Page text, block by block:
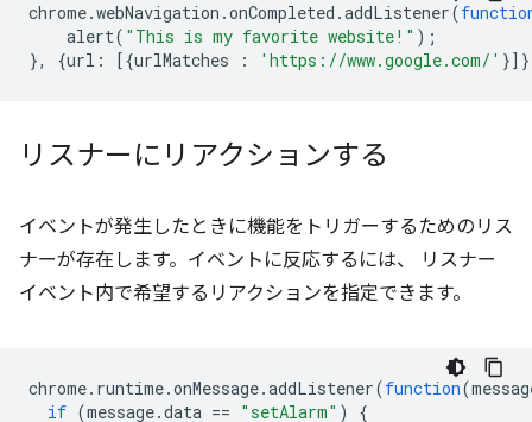
chrome.webNavigation .onCompleted .addListener(
alert( "This is my favorite website!" );
},
{url : [{urlMatches : 'https://www.google.com/'
リスナーにリアクションする
イベントが発生したときに機能をトリガーするためのリス
ナーが存在します。イベントに反応するには、 リスナー
イベント内で希望するリアクションを指定できます。
chrome. runtime.onMessage.addListener(function(
if (message.data == "setAlarm" ) {